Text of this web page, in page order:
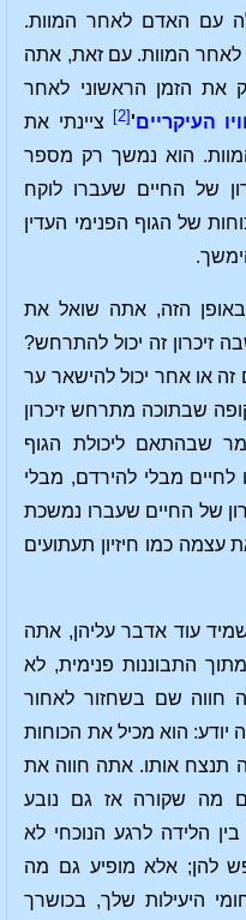
עם האדם לאחר המוות.
לאחר המוות. עם זאת, אתה
את הזמן הראשוני לאחר
העיקריים'
[2]
ציינתי את
הוא נמשך רק מספר
של החיים שעברו לוקח
של הגוף הפנימי העדין
הזה, אתה שואל את
זיכרון זה יכול להתרחש?
או אחר יכול להישאר ער
שבתוכה מתרחש זיכרון
שבהתאם ליכולת הגוף
מבלי להירדם, מבלי
של החיים שעברו נמשכת
עצמה כמו חיזיון תעתועים
עוד אדבר עליהן, אתה
התבוננות פנימית, לא
חווה שם בשחזור לאחור
הוא מכיל את הכוחות
תנצח אותו. אתה חווה את
מה שקורה אז גם נובע
הלידה לרגע הנוכחי לא
להן; אלא מופיע גם מה
היעילות שלך, בכושרך